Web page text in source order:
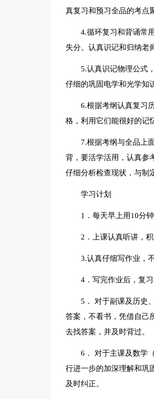
真复习和预习全品的考点
4.循环复习和背诵常
失分。认真识记和归纳老
5.认真识记物理公式
仔细的巩固电学和光学知
6.根据考纲认真复习
格，利用它们能很好的记
7.根据考纲与全品上
背，要活学活用，认真参
仔细分析检查现状，与制
学习计划
1．每天早上用10分
2．上课认真听讲，
3.认真仔细写作业，
4．写完作业后，复
5． 对于副课及历史
答案，不看书，凭借自己
去找答案，并及时背过。
6． 对于主课及数学
行进一步的加深理解和巩
及时纠正。